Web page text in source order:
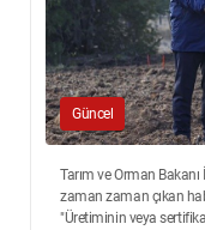
Güncel
Tarım ve Orman
zaman zaman çıkan
"Üretiminin veya